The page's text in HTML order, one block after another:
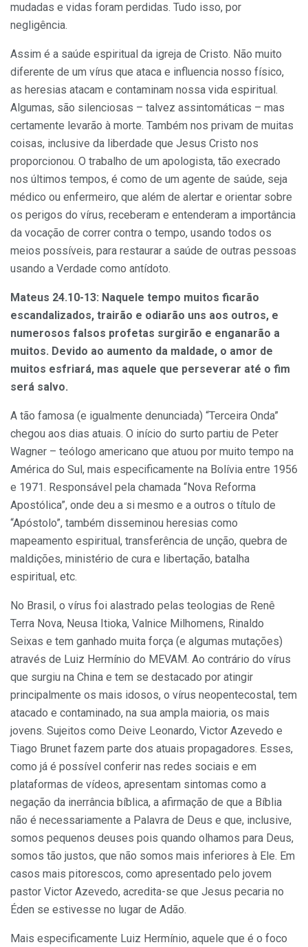
mudadas e vidas foram perdidas. Tudo isso, por
negligência.
Assim é a saúde espiritual da igreja de Cristo. Não muito
diferente de um vírus que ataca e influencia nosso físico,
as heresias atacam e contaminam nossa vida espiritual.
Algumas, são silenciosas – talvez assintomáticas – mas
certamente levarão à morte. Também nos privam de muitas
coisas, inclusive da liberdade que Jesus Cristo nos
proporcionou. O trabalho de um apologista, tão execrado
nos últimos tempos, é como de um agente de saúde, seja
médico ou enfermeiro, que além de alertar e orientar sobre
os perigos do vírus, receberam e entenderam a importância
da vocação de correr contra o tempo, usando todos os
meios possíveis, para restaurar a saúde de outras pessoas
usando a Verdade como antídoto.
Mateus 24.10-13: Naquele tempo muitos ficarão
escandalizados, trairão e odiarão uns aos outros, e
numerosos falsos profetas surgirão e enganarão a
muitos. Devido ao aumento da maldade, o amor de
muitos esfriará, mas aquele que perseverar até o fim
será salvo.
A tão famosa (e igualmente denunciada) “Terceira Onda”
chegou aos dias atuais. O início do surto partiu de Peter
Wagner – teólogo americano que atuou por muito tempo na
América do Sul, mais especificamente na Bolívia entre 1956
e 1971. Responsável pela chamada “Nova Reforma
Apostólica”, onde deu a si mesmo e a outros o título de
“Apóstolo”, também disseminou heresias como
mapeamento espiritual, transferência de unção, quebra de
maldições, ministério de cura e libertação, batalha
espiritual, etc.
No Brasil, o vírus foi alastrado pelas teologias de Renê
Terra Nova, Neusa Itioka, Valnice Milhomens, Rinaldo
Seixas e tem ganhado muita força (e algumas mutações)
através de Luiz Hermínio do MEVAM. Ao contrário do vírus
que surgiu na China e tem se destacado por atingir
principalmente os mais idosos, o vírus neopentecostal, tem
atacado e contaminado, na sua ampla maioria, os mais
jovens. Sujeitos como Deive Leonardo, Victor Azevedo e
Tiago Brunet fazem parte dos atuais propagadores. Esses,
como já é possível conferir nas redes sociais e em
plataformas de vídeos, apresentam sintomas como a
negação da inerrância bíblica, a afirmação de que a Bíblia
não é necessariamente a Palavra de Deus e que, inclusive,
somos pequenos deuses pois quando olhamos para Deus,
somos tão justos, que não somos mais inferiores à Ele. Em
casos mais pitorescos, como apresentado pelo jovem
pastor Victor Azevedo, acredita-se que Jesus pecaria no
Éden se estivesse no lugar de Adão.
Mais especificamente Luiz Hermínio, aquele que é o foco